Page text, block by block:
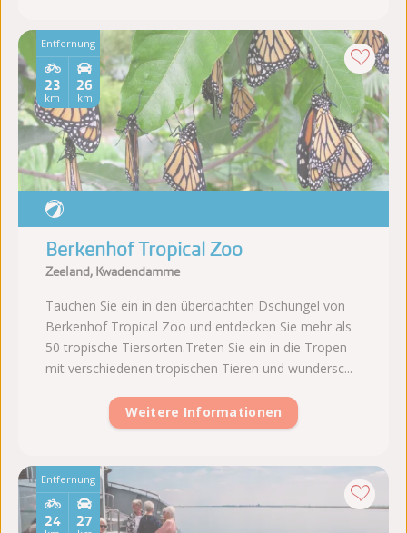
Entfernung
27
24
Entfernung
26
km
23
km
Berkenhof Tropical Zoo
Zeeland, Kwadendamme
Tauchen Sie ein in den überdachten Dschungel von
Berkenhof Tropical Zoo und entdecken Sie mehr als
50 tropische Tiersorten.Treten Sie ein in die Tropen
mit verschiedenen tropischen Tieren und wundersc...
Weitere Informationen